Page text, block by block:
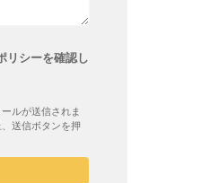
リシーを確認し
ルが送信されま
送信ボタンを押